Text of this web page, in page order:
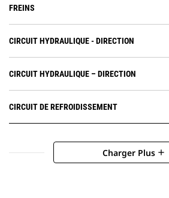
FREINS
CIRCUIT HYDRAULIQUE - DIRECTION
CIRCUIT HYDRAULIQUE – DIRECTION
CIRCUIT DE REFROIDISSEMENT
Charger Plus add